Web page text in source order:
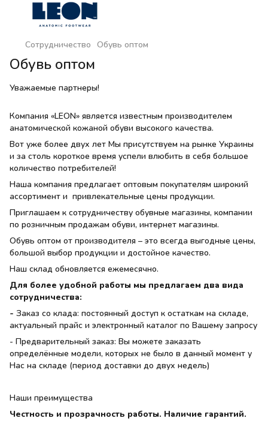
Сотрудничество Обувь оптом
Обувь оптом
Уважаемые партнеры!
Компания «LEON» является известным производителем
анатомической кожаной обуви высокого качества.
Вот уже более двух лет Мы присутствуем на рынке Украины
и за столь короткое время успели влюбить в себя большое
количество потребителей!
Наша компания предлагает оптовым покупателям широкий
ассортимент и привлекательные цены продукции.
Приглашаем к сотрудничеству обувные магазины, компании
по розничным продажам обуви, интернет магазины.
Обувь оптом от производителя – это всегда выгодные цены,
большой выбор продукции и достойное качество.
Наш склад обновляется ежемесячно.
Для более удобной работы мы предлагаем два вида
сотрудничества:
- Заказ со клада: постоянный доступ к остаткам на складе,
актуальный прайс и электронный каталог по Вашему запросу
- Предварительный заказ: Вы можете заказать
определённые модели, которых не было в данный момент у
Нас на складе (период доставки до двух недель)
Наши преимущества
Честность и прозрачность работы. Наличие гарантий.